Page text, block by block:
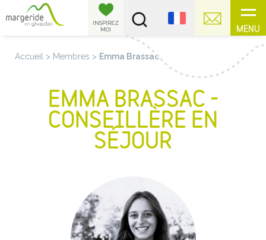
MENU
INSPIREZ
MOI
Accueil > Membres > Emma Brassac
EMMA BRASSAC -
CONSEILLÈRE EN
SÉJOUR
Panneau de gestion des cookies